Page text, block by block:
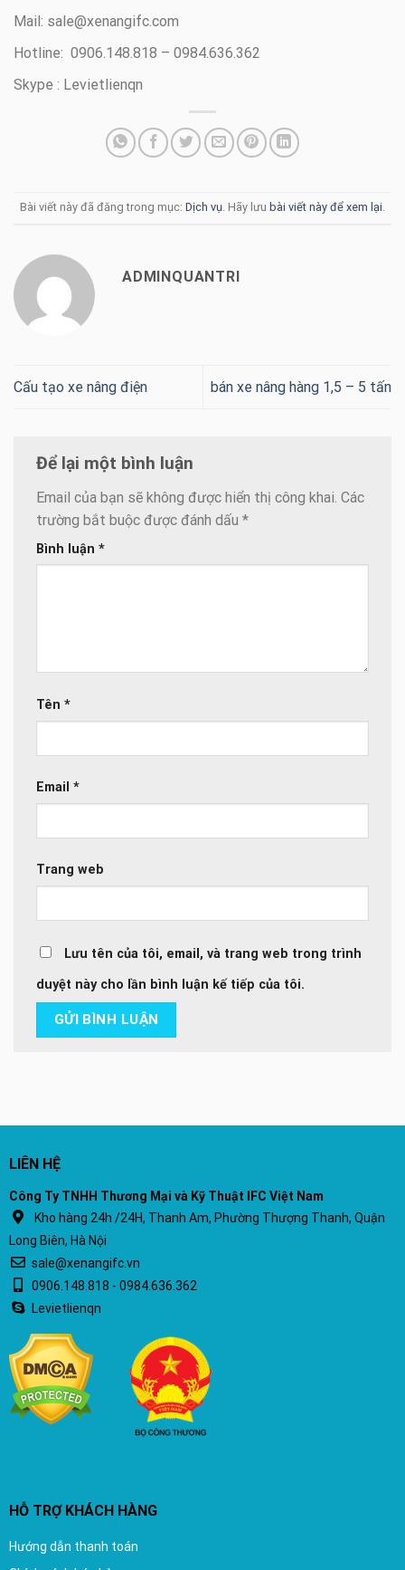
Mail: sale@xenangifc.com
Hotline: 0906.148.818 – 0984.636.362
Skype : Levietlienqn
Bài viết này đã đăng trong mục: Dịch vụ. Hãy lưu bài viết này để xem lại.
ADMINQUANTRI
Cấu tạo xe nâng điện bán xe nâng hàng 1,5 – 5 tấn
Để lại một bình luận
Email của bạn sẽ không được hiển thị công khai. Các
trường bắt buộc được đánh dấu *
Bình luận *
Tên *
Email *
Trang web
Lưu tên của tôi, email, và trang web trong trình
duyệt này cho lần bình luận kế tiếp của tôi.
LIÊN HỆ
Công Ty TNHH Thương Mại và Kỹ Thuật IFC Việt Nam
Kho hàng 24h /24H, Thanh Am, Phường Thượng Thanh, Quận
Long Biên, Hà Nội
sale@xenangifc.vn
0906.148.818 - 0984.636.362
Levietlienqn
HỖ TRỢ KHÁCH HÀNG
Hướng dẫn thanh toán